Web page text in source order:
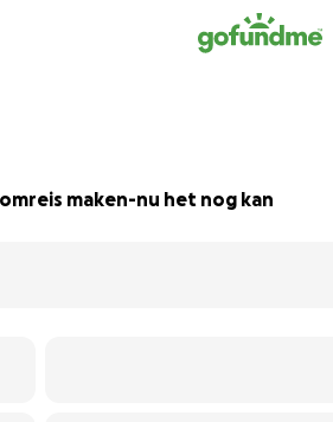
maken-nu het nog kan